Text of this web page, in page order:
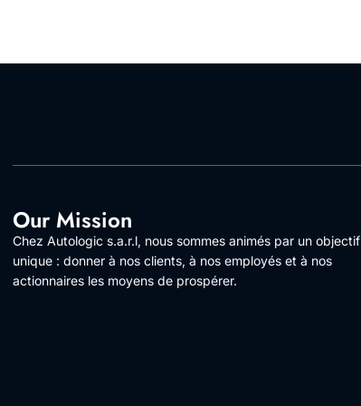
Our Mission
Chez Autologic s.a.r.l, nous sommes animés par un objectif
unique : donner à nos clients, à nos employés et à nos
actionnaires les moyens de prospérer.